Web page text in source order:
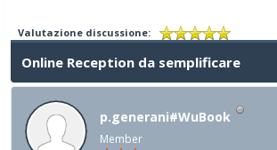
Valutazione discussione:
Online Reception da semplificare
p.generani#WuBook
Member